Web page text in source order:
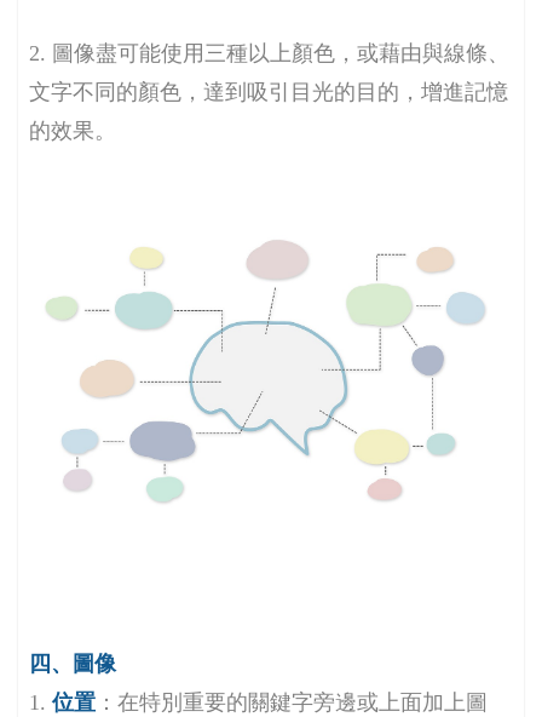
2. 圖像盡可能使用三種以上顏色，或藉由與線條、
文字不同的顏色，達到吸引目光的目的，增進記憶
的效果。
四、圖像
1. 位置 ：在特別重要的關鍵字旁邊或上面加上圖